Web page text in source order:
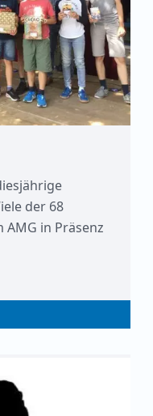
der 68
in Präsenz